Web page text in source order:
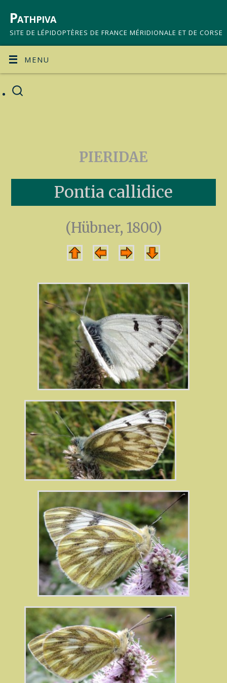
Pathpiva
SITE DE LÉPIDOPTÈRES DE FRANCE MÉRIDIONALE ET DE CORSE
MENU
PIERIDAE
Pontia callidice
(Hübner, 1800)